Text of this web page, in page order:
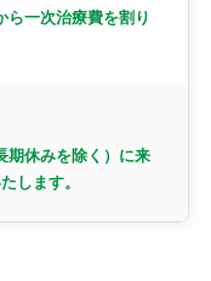
ら一次治療費を割り
期休みを除く）に来
します。